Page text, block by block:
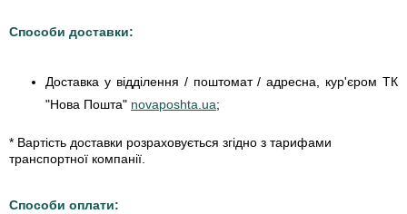
Способи доставки:
Доставка у відділення / поштомат / адресна, кур'єром ТК
"Нова Пошта" novaposhta.ua;
* Вартість доставки розраховується згідно з тарифами
транспортної компанії.
Способи оплати: